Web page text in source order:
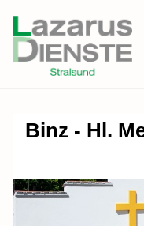
Binz - Hl.